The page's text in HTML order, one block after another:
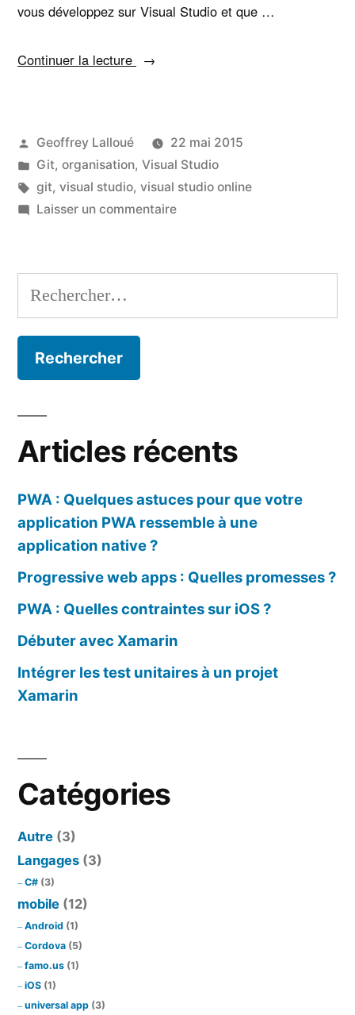
vous développez sur Visual Studio et que …
Continuer la lecture
« Ajouter
Visual
Studio
Online »
Publié
par
Geoffrey Lalloué
22 mai 2015
Publié
dans
Git, organisation, Visual Studio
Étiquettes :
git, visual studio, visual studio online
Laisser un commentairesur
projet
à
Rechercher :
Articles récents
PWA : Quelques astuces pour que votre
application PWA ressemble à une
application native ?
Progressive web apps : Quelles promesses ?
PWA : Quelles contraintes sur iOS ?
Débuter avec Xamarin
Intégrer les test unitaires à un projet
Xamarin
Catégories
Autre (3)
Langages (3)
C# (3)
mobile (12)
Android (1)
Cordova (5)
famo.us (1)
iOS (1)
universal app (3)